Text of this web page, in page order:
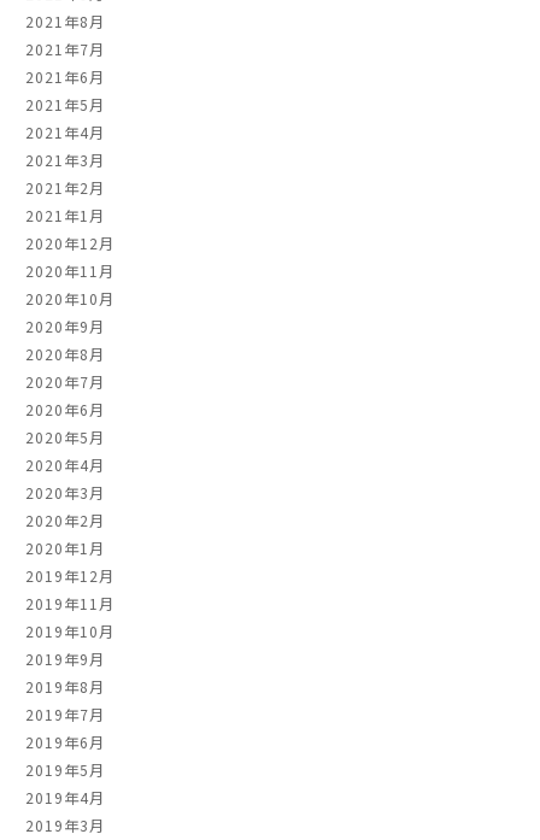
2021年8月
2021年7月
2021年6月
2021年5月
2021年4月
2021年3月
2021年2月
2021年1月
2020年12月
2020年11月
2020年10月
2020年9月
2020年8月
2020年7月
2020年6月
2020年5月
2020年4月
2020年3月
2020年2月
2020年1月
2019年12月
2019年11月
2019年10月
2019年9月
2019年8月
2019年7月
2019年6月
2019年5月
2019年4月
2019年3月